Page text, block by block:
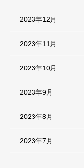
2023年12月
2023年11月
2023年10月
2023年9月
2023年8月
2023年7月